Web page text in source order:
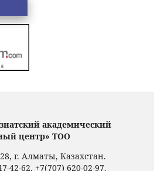
академический
центр» ТОО
г. Алматы, Казахстан.
42-62, +7(707) 620-02-97.